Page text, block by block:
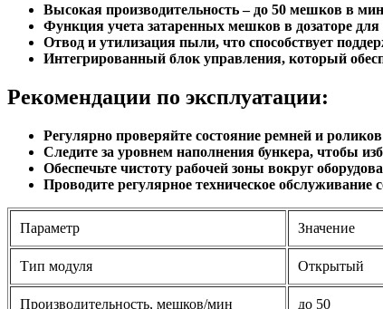
Высокая производительность – до 50 мешков в
Функция учета затаренных мешков в дозаторе
Отвод и утилизация пыли, что способствует
Рекомендации по эксплуатации:
Регулярно проверяйте состояние ремней и
Следите за уровнем наполнения бункера, чтобы
Обеспечьте чистоту рабочей зоны вокруг
Параметр Значение
Тип модуля Открытый